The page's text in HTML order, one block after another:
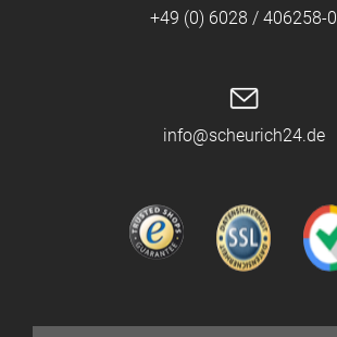
+49 (0) 6028 / 406258-0
info@scheurich24.de